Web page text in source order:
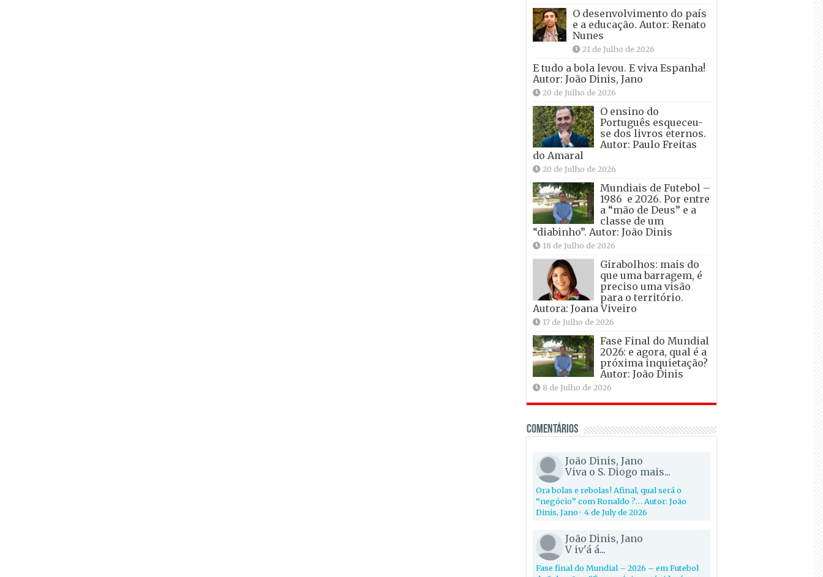
O desenvolvimento do país
e a educação. Autor: Renato
Nunes
21 de Julho de 2026
E tudo a bola levou. E viva Espanha!
Autor: João Dinis, Jano
20 de Julho de 2026
O ensino do
Português esqueceu-
se dos livros eternos.
Autor: Paulo Freitas
do Amaral
20 de Julho de 2026
Mundiais de Futebol –
1986 e 2026. Por entre
a “mão de Deus” e a
classe de um
“diabinho”. Autor: João Dinis
18 de Julho de 2026
Girabolhos: mais do
que uma barragem, é
preciso uma visão
para o território.
Autora: Joana Viveiro
17 de Julho de 2026
Fase Final do Mundial
2026: e agora, qual é a
próxima inquietação?
Autor: João Dinis
8 de Julho de 2026
Comentários
João Dinis, Jano
Viva o S. Diogo mais...
Ora bolas e rebolas! Afinal, qual será o
“negócio” com Ronaldo ?… Autor: João
Dinis, Jano· 4 de July de 2026
João Dinis, Jano
V iv'á á...
Fase final do Mundial – 2026 – em Futebol